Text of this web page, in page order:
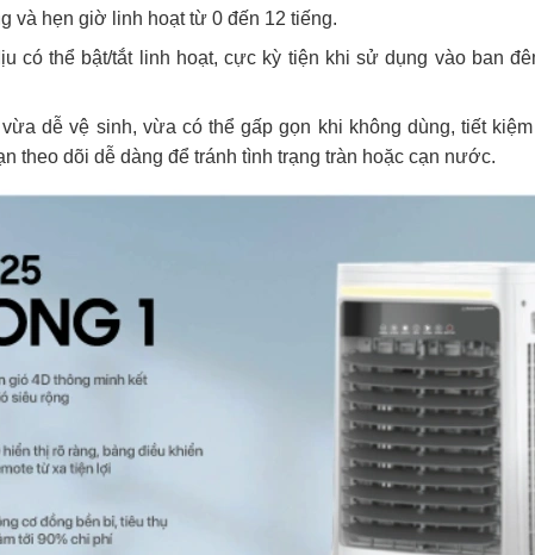
và hẹn giờ linh hoạt từ 0 đến 12 tiếng.
có thể bật/tắt linh hoạt, cực kỳ tiện khi sử dụng vào ban
dễ vệ sinh, vừa có thể gấp gọn khi không dùng, tiết
theo dõi dễ dàng để tránh tình trạng tràn hoặc cạn nước.